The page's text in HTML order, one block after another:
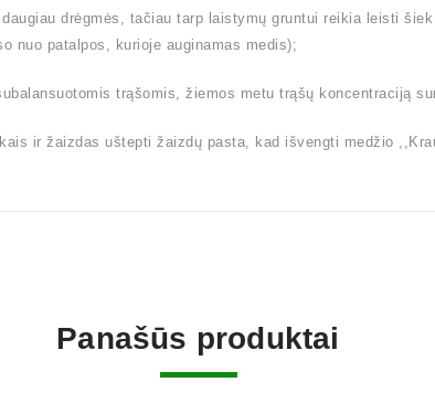
drėgmės, tačiau tarp laistymų gruntui reikia leisti
nuo patalpos, kurioje auginamas medis);
trąšomis, žiemos metu trąšų koncentraciją
ir žaizdas uštepti žaizdų pasta, kad išvengti medžio
Panašūs produktai